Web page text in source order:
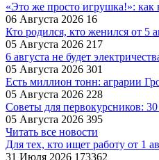
«Это же просто игрушка!»: как
06 Августа 2026 16
Кто родился, кто женился от 5
05 Августа 2026 217
6 августа не будет
05 Августа 2026 301
Есть миллион тонн: аграрии
05 Августа 2026 228
Советы для первокурсников:
05 Августа 2026 395
Читать все новости
Для тех, кто ищет работу от 1
31 Июля 2026 173362